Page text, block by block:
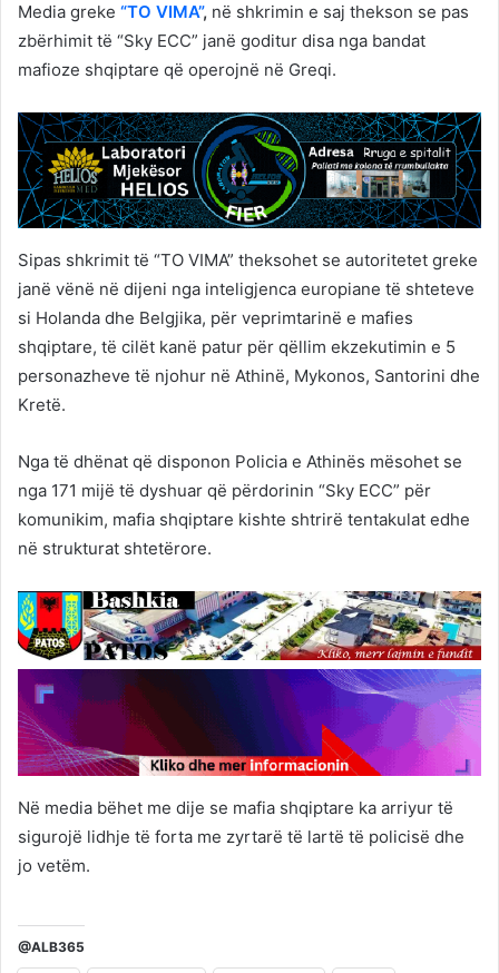
Media greke “TO VIMA”, në shkrimin e saj thekson se pas
zbërhimit të “Sky ECC” janë goditur disa nga bandat
mafioze shqiptare që operojnë në Greqi.
Sipas shkrimit të “TO VIMA” theksohet se autoritetet greke
janë vënë në dijeni nga inteligjenca europiane të shteteve
si Holanda dhe Belgjika, për veprimtarinë e mafies
shqiptare, të cilët kanë patur për qëllim ekzekutimin e 5
personazheve të njohur në Athinë, Mykonos, Santorini dhe
Kretë.
Nga të dhënat që disponon Policia e Athinës mësohet se
nga 171 mijë të dyshuar që përdorinin “Sky ECC” për
komunikim, mafia shqiptare kishte shtrirë tentakulat edhe
në strukturat shtetërore.
Në media bëhet me dije se mafia shqiptare ka arriyur të
sigurojë lidhje të forta me zyrtarë të lartë të policisë dhe
jo vetëm.
@ALB365